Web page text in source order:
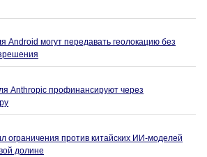
Android могут передавать геолокацию без
Anthropic профинансируют через
ограничения против китайских ИИ-моделей
долине